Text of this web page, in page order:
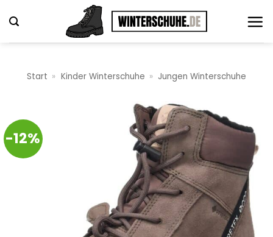
Inhalt
springen
Start » Kinder Winterschuhe » Jungen Winterschuhe
-12%